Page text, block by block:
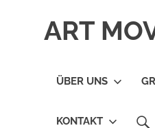
ART
ÜBER UNS
KONTAKT